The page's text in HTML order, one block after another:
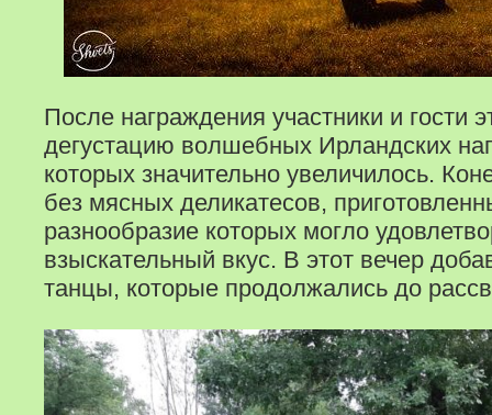
После награждения участники и гости
дегустацию волшебных Ирландских
которых значительно увеличилось.
без мясных деликатесов,
разнообразие которых могло
взыскательный вкус. В этот вечер
танцы, которые продолжались до